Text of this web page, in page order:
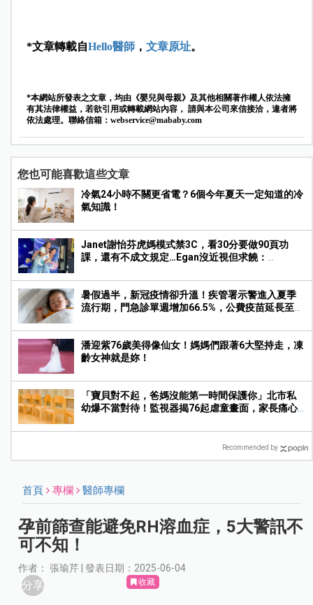
*文章轉載自Hello醫師， 文章原址。
*本網站所發表之文章，均由《嬰兒與母親》及其他相關著作權人依法擁
有其法律權益，若欲引用或轉載網站內容， 請與本公司來信接洽，違者將
依法處理。聯絡信箱： webservice@mababy.com
您也可能喜歡這些文章
冷氣24小時不關更省電？6個今年夏天一定知道的冷
氣知識！
Janet謝怡芬虎媽模式禁3C，看30分要做90頁功
課，還有不成文規定…Egan沒近視但求饒：
暑假過半，新冠疫情卻升溫！疾管署示警進入夏季
流行期，門急診單週增加66.5%，公費疫苗延長至9
潘迎紫76歲美得像仙女！媽媽們跟著6大堅持走，凍
齡女神就是妳！
「寶貝對不起，爸媽沒能第一時間保護你」北市私
幼爆不當對待！監視器揭76起虐童畫面，家長痛心
Recommended by
首頁 專欄 醫師專欄
孕前篩查能避免RH溶血症，5大警訊不
可不知！
作者： 張瑜芹 | 發表日期：2025-06-04
分享 收藏